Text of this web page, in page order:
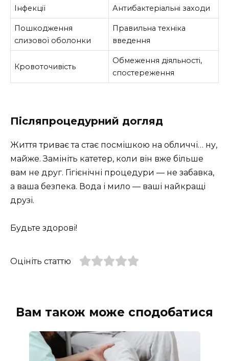
Інфекції Антибактеріальні заходи
Пошкодження
слизової оболонки
Правильна техніка
введення
Кровоточивість
Обмеження діяльності,
спостереження
Післяпроцедурний догляд
Життя триває та стає посмішкою на обличчі… ну,
майже. Замініть катетер, коли він вже більше
вам не друг. Гігієнічні процедури — не забавка,
а ваша безпека. Вода і мило — ваші найкращі
друзі.
Будьте здорові!
Оцініть статтю
Вам також може сподобатися